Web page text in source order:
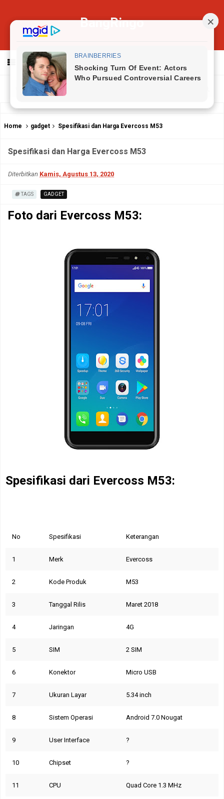
BangRingo
MENU
Home gadget Spesifikasi dan Harga Evercoss M53
Spesifikasi dan Harga Evercoss M53
Diterbitkan Kamis, Agustus 13, 2020
TAGS GADGET
Foto dari Evercoss M53:
Spesifikasi dari Evercoss M53:
No Spesifikasi Keterangan
1 Merk Evercoss
2 Kode Produk M53
3 Tanggal Rilis Maret 2018
4 Jaringan 4G
5 SIM 2 SIM
6 Konektor Micro USB
7 Ukuran Layar 5.34 inch
8 Sistem Operasi Android 7.0 Nougat
9 User Interface ?
10 Chipset ?
11 CPU Quad Core 1.3 MHz